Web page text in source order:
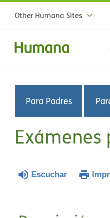
Other Humana Sites
Para Padres
Escuchar